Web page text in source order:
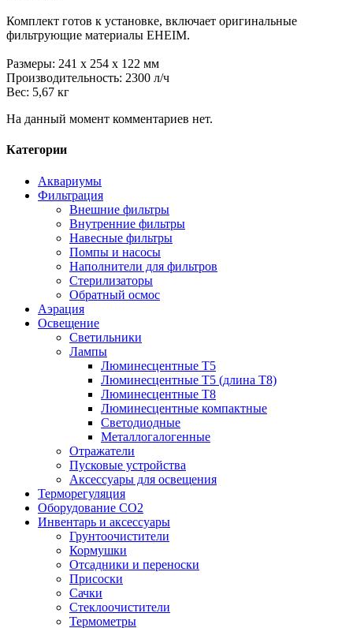
Комплект готов к установке, включает оригинальные
фильтрующие материалы EHEIM.
Размеры: 241 x 254 x 122 мм
Производительность: 2300 л/ч
Вес: 5,67 кг
На данный момент комментариев нет.
Категории
Аквариумы
Фильтрация
Внешние фильтры
Внутренние фильтры
Навесные фильтры
Помпы и насосы
Наполнители для фильтров
Стерилизаторы
Обратный осмос
Аэрация
Освещение
Светильники
Лампы
Люминесцентные T5
Люминесцентные T5 (длина T8)
Люминесцентные T8
Люминесцентные компактные
Светодиодные
Металлогалогенные
Отражатели
Пусковые устройства
Аксессуары для освещения
Терморегуляция
Оборудование CO2
Инвентарь и аксессуары
Грунтоочистители
Кормушки
Отсадники и переноски
Присоски
Сачки
Стеклоочистители
Термометры